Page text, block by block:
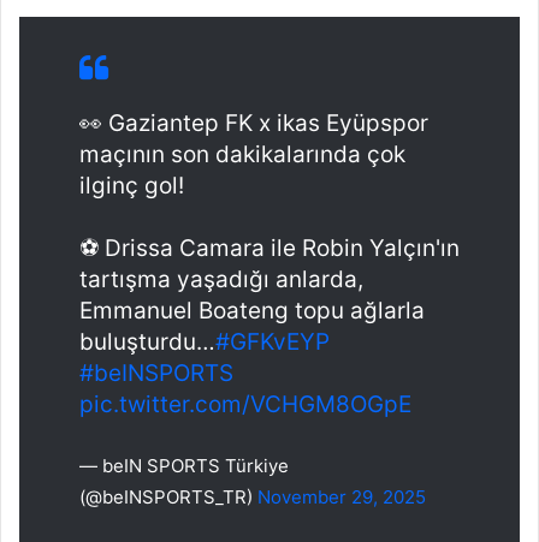
👀 Gaziantep FK x ikas Eyüpspor
maçının son dakikalarında çok
ilginç gol!
⚽ Drissa Camara ile Robin Yalçın'ın
tartışma yaşadığı anlarda,
Emmanuel Boateng topu ağlarla
buluşturdu…#GFKvEYP
#beINSPORTS
pic.twitter.com/VCHGM8OGpE
— beIN SPORTS Türkiye
(@beINSPORTS_TR) November 29, 2025